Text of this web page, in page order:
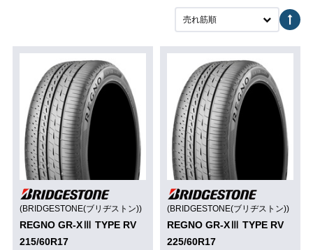
売れ筋順
(BRIDGESTONE(ブリヂストン))
REGNO GR-XⅢ TYPE RV
215/60R17
(BRIDGESTONE(ブリヂストン))
REGNO GR-XⅢ TYPE RV
225/60R17